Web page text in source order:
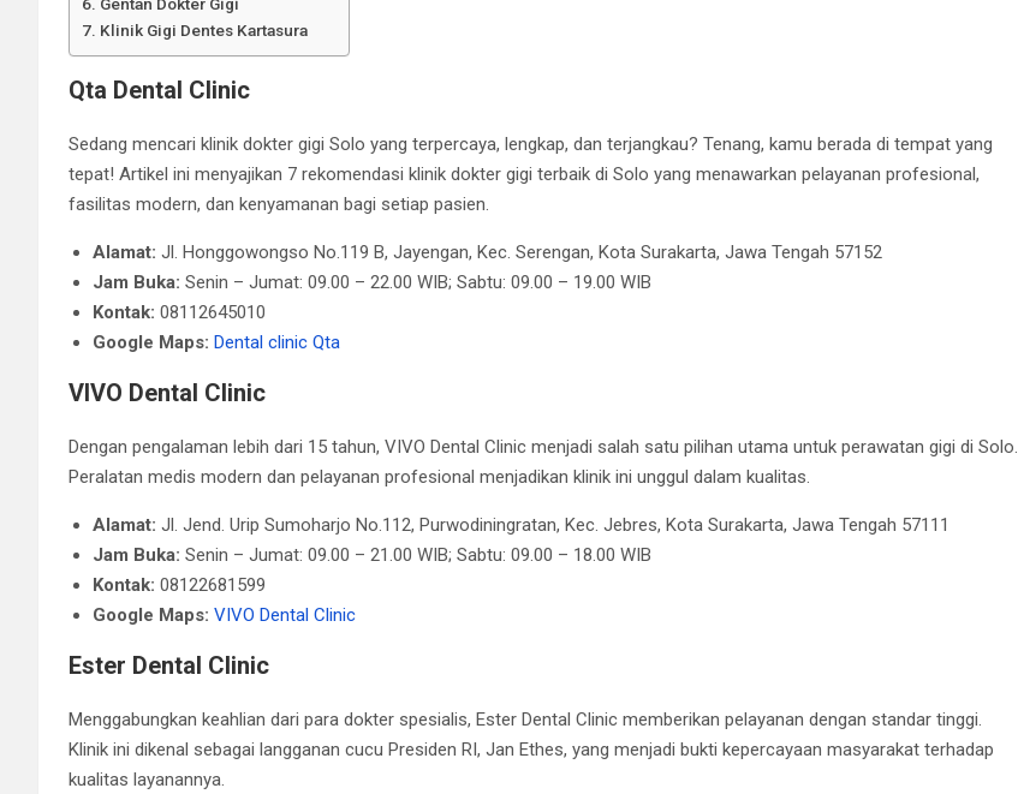
Klinik Gigi Dentes Kartasura
Qta Dental Clinic
Sedang mencari klinik dokter gigi Solo yang terpercaya, lengkap, dan terjangkau? Tenang, kamu berada di tempat yang
tepat! Artikel ini menyajikan 7 rekomendasi klinik dokter gigi terbaik di Solo yang menawarkan pelayanan profesional,
fasilitas modern, dan kenyamanan bagi setiap pasien.
Alamat: Jl. Honggowongso No.119 B, Jayengan, Kec. Serengan, Kota Surakarta, Jawa Tengah 57152
Jam Buka: Senin – Jumat: 09.00 – 22.00 WIB; Sabtu: 09.00 – 19.00 WIB
Kontak: 08112645010
Google Maps: Dental clinic Qta
VIVO Dental Clinic
Dengan pengalaman lebih dari 15 tahun, VIVO Dental Clinic menjadi salah satu pilihan utama untuk perawatan gigi di Solo.
Peralatan medis modern dan pelayanan profesional menjadikan klinik ini unggul dalam kualitas.
Alamat: Jl. Jend. Urip Sumoharjo No.112, Purwodiningratan, Kec. Jebres, Kota Surakarta, Jawa Tengah 57111
Jam Buka: Senin – Jumat: 09.00 – 21.00 WIB​; Sabtu: 09.00 – 18.00 WIB
Kontak: 08122681599
Google Maps: VIVO Dental Clinic
Ester Dental Clinic
Menggabungkan keahlian dari para dokter spesialis, Ester Dental Clinic memberikan pelayanan dengan standar tinggi.
Klinik ini dikenal sebagai langganan cucu Presiden RI, Jan Ethes, yang menjadi bukti kepercayaan masyarakat terhadap
kualitas layanannya.